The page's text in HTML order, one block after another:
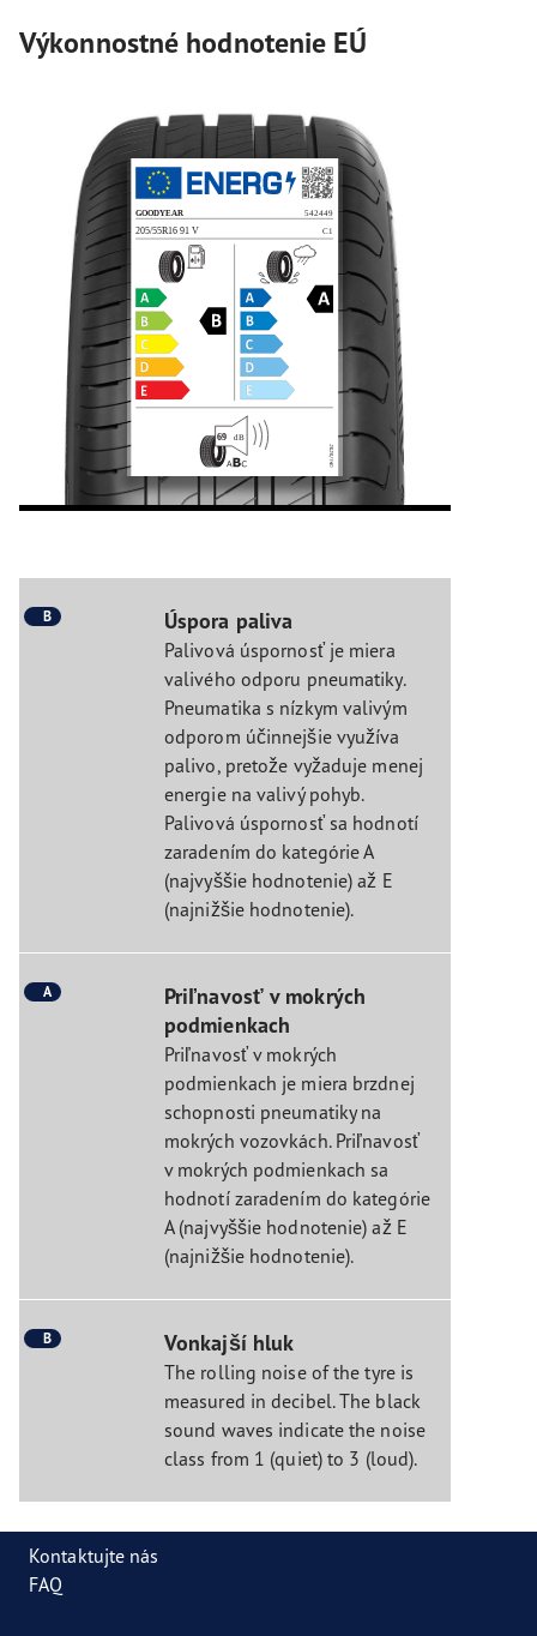
Výkonnostné hodnotenie EÚ
B Úspora paliva
Palivová úspornosť je miera
valivého odporu pneumatiky.
Pneumatika s nízkym valivým
odporom účinnejšie využíva
palivo, pretože vyžaduje menej
energie na valivý pohyb.
Palivová úspornosť sa hodnotí
zaradením do kategórie A
(najvyššie hodnotenie) až E
(najnižšie hodnotenie).
A
Priľnavosť v mokrých
podmienkach
Priľnavosť v mokrých
podmienkach je miera brzdnej
schopnosti pneumatiky na
mokrých vozovkách. Priľnavosť
v mokrých podmienkach sa
hodnotí zaradením do kategórie
A (najvyššie hodnotenie) až E
(najnižšie hodnotenie).
B Vonkajší hluk
The rolling noise of the tyre is
measured in decibel. The black
sound waves indicate the noise
class from 1 (quiet) to 3 (loud).
Kontaktujte nás
FAQ